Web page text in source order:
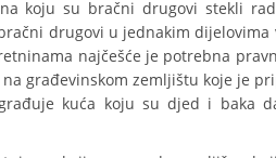
koju su bračni drugovi stekli
drugovi u jednakim dijelovima
najčešće je potrebna
građevinskom zemljištu koje je
kuća koju su djed i baka